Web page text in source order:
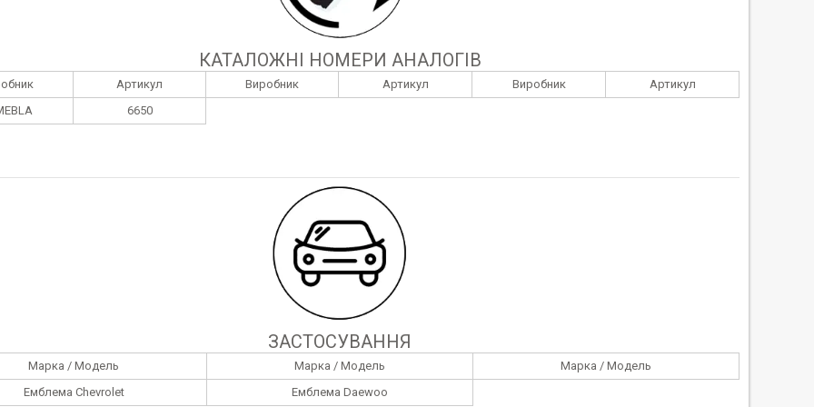
КАТАЛОЖНІ НОМЕРИ АНАЛОГІВ
Артикул Виробник Артикул Виробник
Артикул
6650
ЗАСТОСУВАННЯ
Марка / Модель Марка / Модель
Марка / Модель
Емблема Chevrolet
Емблема Daewoo